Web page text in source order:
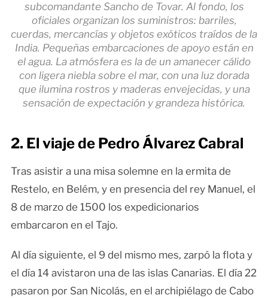
subcomandante Sancho de Tovar. Al fondo, los
oficiales organizan los suministros: barriles,
cuerdas, mercancías y objetos exóticos traídos de la
India. Pequeñas embarcaciones de apoyo están en
el agua. La atmósfera es la de un amanecer cálido
con ligera niebla sobre el mar, con una luz dorada
que ilumina rostros y maderas envejecidas, y una
sensación de expectación y grandeza histórica.
2. El viaje de Pedro Álvarez Cabral
Tras asistir a una misa solemne en la ermita de
Restelo, en Belém, y en presencia del rey Manuel, el
8 de marzo de 1500 los expedicionarios
embarcaron en el Tajo.
Al día siguiente, el 9 del mismo mes, zarpó la flota y
el día 14 avistaron una de las islas Canarias. El día 22
pasaron por San Nicolás, en el archipiélago de Cabo